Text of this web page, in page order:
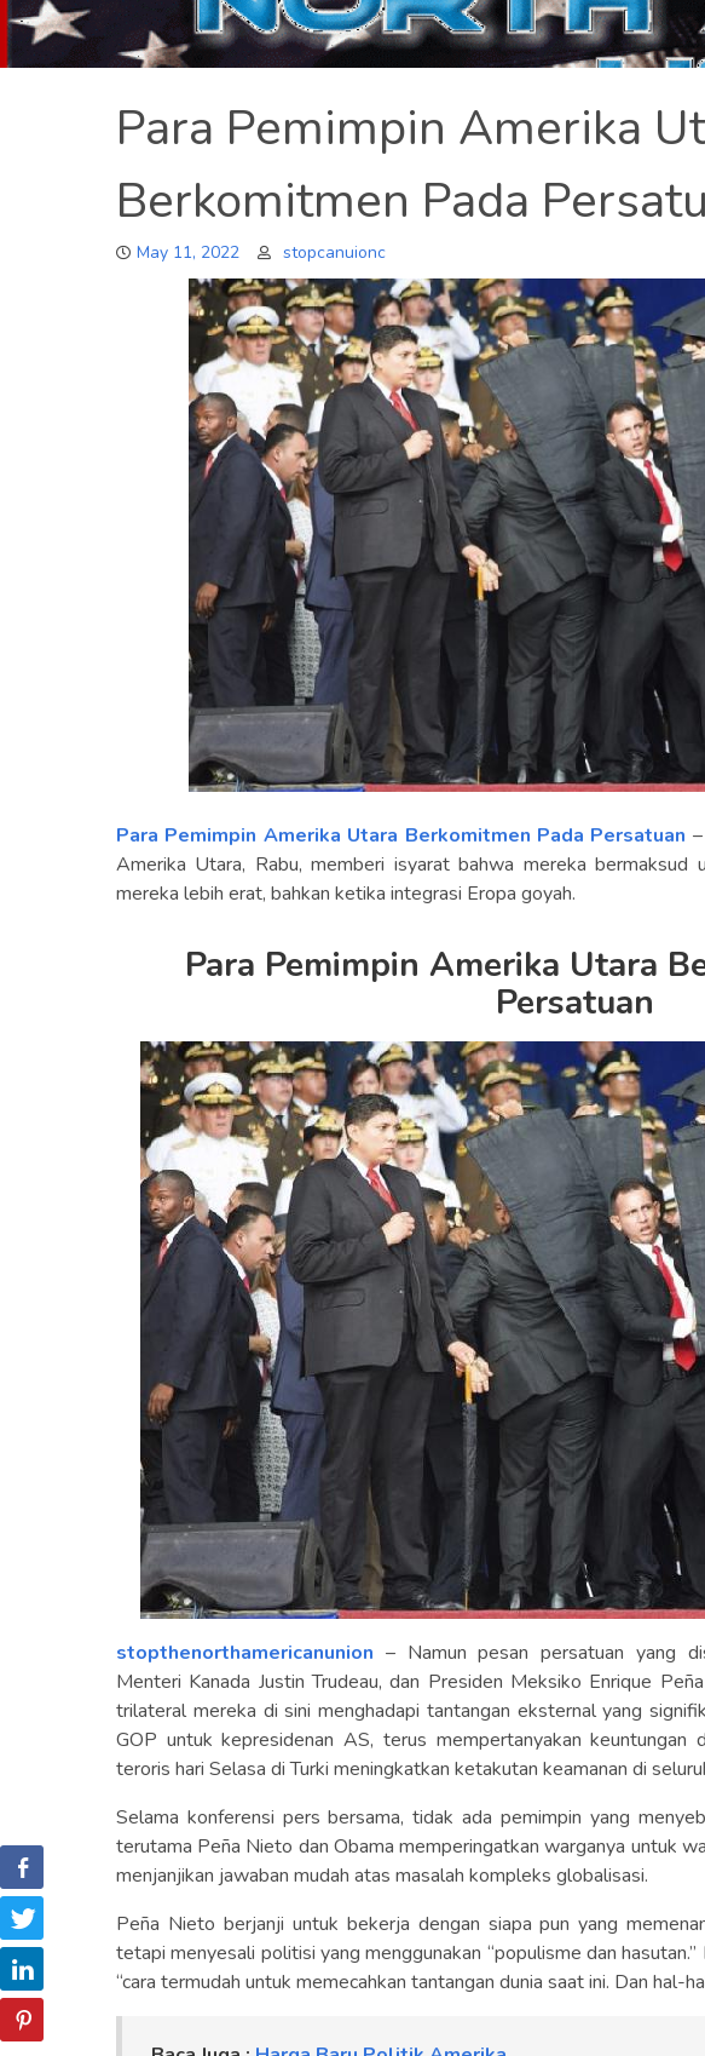
Para Pemimpin Amerika
Berkomitmen Pada
May 11, 2022 stopcanuionc
Para Pemimpin Amerika Utara Berkomitmen Pada Persatuan
Amerika Utara, Rabu, memberi isyarat bahwa mereka bermaksud
mereka lebih erat, bahkan ketika integrasi Eropa goyah.
Para Pemimpin Amerika Utara
Persatuan
stopthenorthamericanunion – Namun pesan persatuan yang
Menteri Kanada Justin Trudeau, dan Presiden Meksiko Enrique
trilateral mereka di sini menghadapi tantangan eksternal yang
GOP untuk kepresidenan AS, terus mempertanyakan keuntungan
teroris hari Selasa di Turki meningkatkan ketakutan keamanan di
Selama konferensi pers bersama, tidak ada pemimpin yang
terutama Peña Nieto dan Obama memperingatkan warganya untuk
menjanjikan jawaban mudah atas masalah kompleks globalisasi.
Peña Nieto berjanji untuk bekerja dengan siapa pun yang
tetapi menyesali politisi yang menggunakan “populisme dan
“cara termudah untuk memecahkan tantangan dunia saat ini. Dan hal-